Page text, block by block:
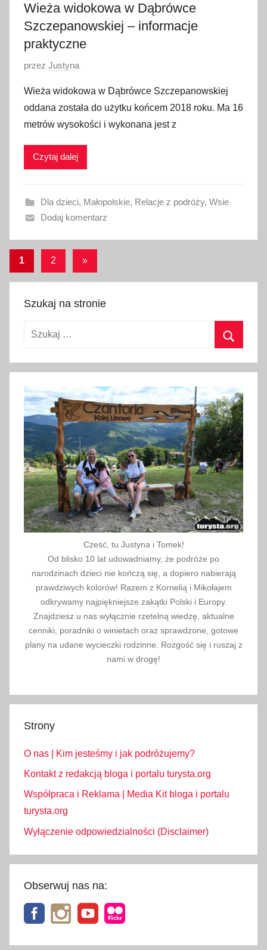
0
2
3
Wieża widokowa w Dąbrówce
Szczepanowskiej – informacje
praktyczne
O
u
b
l
i
a
n
2
4
k
w
i
a
2
0
2
przez Justyna
Wieża widokowa w Dąbrówce Szczepanowskiej
oddana została do użytku końcem 2018 roku. Ma 16
metrów wysokości i wykonana jest z
Czytaj dalej
Dla dzieci, Małopolskie, Relacje z podróży, Wsie
Dodaj komentarz
Stronicowanie
wpisów
1 2
Następne
»
Szukaj na stronie
Szukaj:
Cześć, tu Justyna i Tomek!
Od blisko 10 lat udowadniamy, że podróże po
narodzinach dzieci nie kończą się, a dopiero nabierają
prawdziwych kolorów! Razem z Kornelią i Mikołajem
odkrywamy najpiękniejsze zakątki Polski i Europy.
Znajdziesz u nas wyłącznie rzetelną wiedzę, aktualne
cenniki, poradniki o winietach oraz sprawdzone, gotowe
plany na udane wycieczki rodzinne. Rozgość się i ruszaj z
nami w drogę!
Strony
O nas | Kim jesteśmy i jak podróżujemy?
Kontakt z redakcją bloga i portalu turysta.org
Współpraca i Reklama | Media Kit bloga i portalu
turysta.org
Wyłączenie odpowiedzialności (Disclaimer)
Obserwuj nas na: